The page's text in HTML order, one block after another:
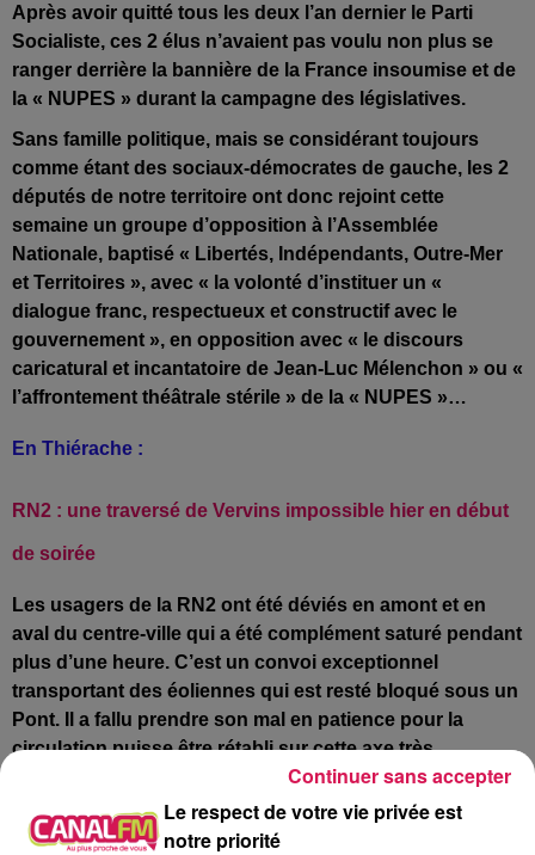
Après avoir quitté tous les deux l’an dernier le Parti
Socialiste, ces 2 élus n’avaient pas voulu non plus se
ranger derrière la bannière de la France insoumise et de
la « NUPES » durant la campagne des législatives.
Sans famille politique, mais se considérant toujours
comme étant des sociaux-démocrates de gauche, les 2
députés de notre territoire ont donc rejoint cette
semaine un groupe d’opposition à l’Assemblée
Nationale, baptisé « Libertés, Indépendants, Outre-Mer
et Territoires », avec « la volonté d’instituer un «
dialogue franc, respectueux et constructif avec le
gouvernement », en opposition avec « le discours
caricatural et incantatoire de Jean-Luc Mélenchon » ou «
l’affrontement théâtrale stérile » de la « NUPES »…
En Thiérache :
RN2 : une traversé de Vervins impossible hier en début
de soirée
Les usagers de la RN2 ont été déviés en amont et en
aval du centre-ville qui a été complément saturé pendant
plus d’une heure. C’est un convoi exceptionnel
transportant des éoliennes qui est resté bloqué sous un
Pont. Il a fallu prendre son mal en patience pour la
circulation puisse être rétabli sur cette axe très
Le respect de votre vie privée est
notre priorité
Continuer sans accepter